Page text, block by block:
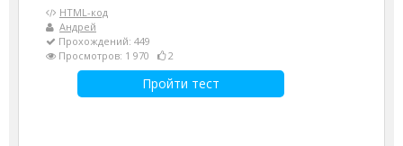
HTML-код
Андрей
Прохождений: 449
Просмотров: 1 970
2
Пройти тест